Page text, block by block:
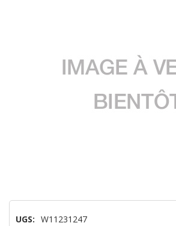
UGS: W11231247